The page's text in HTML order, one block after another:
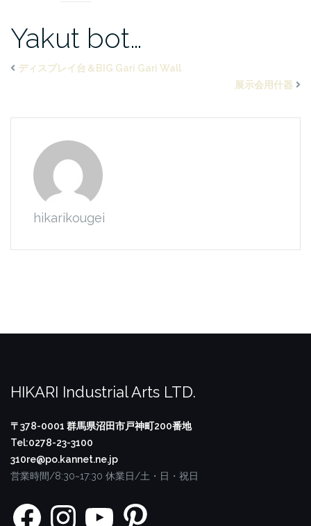
Yakut bot…
ディスプレイ台＆BIG Gari Gari Wall
展示会用什器
hikarikougei
HIKARI Industrial Arts LTD.
〒378-0001 群馬県沼田市戸神町200番地
Tel:0278-23-3100
310re@po.kannet.ne.jp
営業時間/8:30~17:30 休業日/土・日・祝日
FacebookInstagramYouTube Pinterest